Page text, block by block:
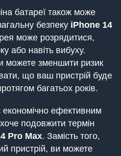
батареї також може
безпеку iPhone 14
може розрядитися,
або навіть вибуху.
можете зменшити ризик
що ваш пристрій буде
багатьох років.
економічно ефективним
подовжити термін
Pro Max. Замість того,
пристрій, ви можете